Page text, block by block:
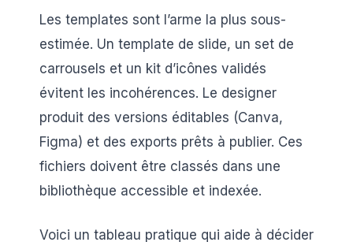
Les templates sont l’arme la plus sous-
estimée. Un template de slide, un set de
carrousels et un kit d’icônes validés
évitent les incohérences. Le designer
produit des versions éditables (Canva,
Figma) et des exports prêts à publier. Ces
fichiers doivent être classés dans une
bibliothèque accessible et indexée.
Voici un tableau pratique qui aide à décider